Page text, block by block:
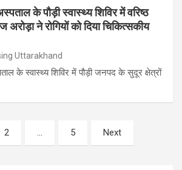
के पौड़ी स्वास्थ्य शिविर में वरिष्ठ
अरोड़ा ने रोगियों को दिया चिकित्सकीय
Uttarakhand
के स्वास्थ्य शिविर में पौड़ी जनपद के सुदूर क्षेत्रों
2 … 5 Next